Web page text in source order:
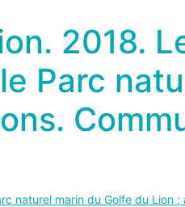
2018.
Parc
naturel marin du Golfe du Lion